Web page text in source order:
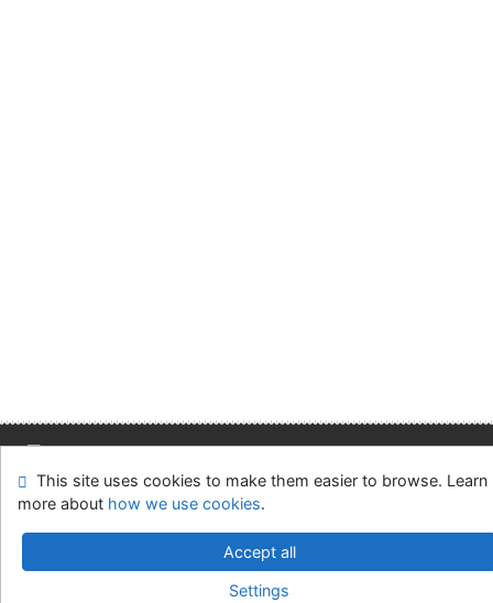
Site map Accessibility Privacy
OpenSearch module
Feedback form
Cookie settings
Slovak Economic Library of the UE in Bratislava
v.4.8.63a-Cosmotron Slovakia, s.r.o.
This site uses cookies to make them easier to browse. Learn
more about how we use cookies.
Accept all
Settings